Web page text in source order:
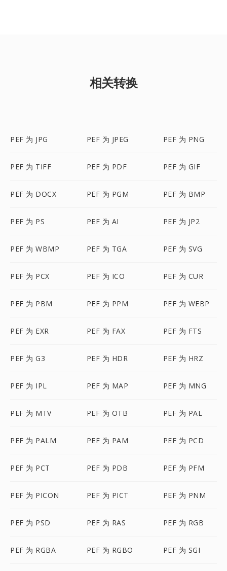
相关转换
PEF 为 JPG PEF 为 JPEG PEF 为 PNG
PEF 为 TIFF PEF 为 PDF PEF 为 GIF
PEF 为 DOCX PEF 为 PGM PEF 为 BMP
PEF 为 PS PEF 为 AI PEF 为 JP2
PEF 为 WBMP PEF 为 TGA PEF 为 SVG
PEF 为 PCX PEF 为 ICO PEF 为 CUR
PEF 为 PBM PEF 为 PPM PEF 为 WEBP
PEF 为 EXR PEF 为 FAX PEF 为 FTS
PEF 为 G3 PEF 为 HDR PEF 为 HRZ
PEF 为 IPL PEF 为 MAP PEF 为 MNG
PEF 为 MTV PEF 为 OTB PEF 为 PAL
PEF 为 PALM PEF 为 PAM PEF 为 PCD
PEF 为 PCT PEF 为 PDB PEF 为 PFM
PEF 为 PICON PEF 为 PICT PEF 为 PNM
PEF 为 PSD PEF 为 RAS PEF 为 RGB
PEF 为 RGBA PEF 为 RGBO PEF 为 SGI